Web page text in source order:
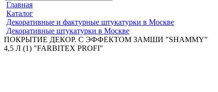
Главная
Каталог
Декоративные и фактурные штукатурки в Москве
Декоративные штукатурки в Москве
ПОКРЫТИЕ ДЕКОР. С ЭФФЕКТОМ ЗАМШИ "SHAMMY"
4,5 Л (1) "FARBITEX PROFI"